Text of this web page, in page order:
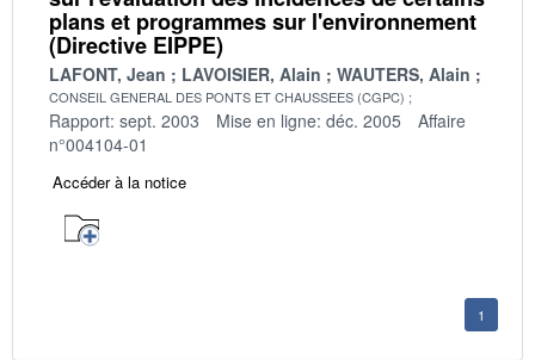
plans et programmes sur l'environnement
(Directive EIPPE)
LAFONT, Jean LAVOISIER, Alain WAUTERS, Alain
CONSEIL GENERAL DES PONTS ET CHAUSSEES (CGPC)
Rapport: sept. 2003 Mise en ligne: déc. 2005
Affaire
n°004104-01
Accéder à la notice
1